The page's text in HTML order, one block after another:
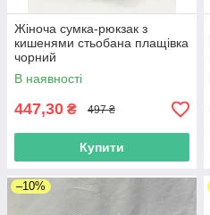
Жіноча сумка-рюкзак з
кишенями стьобана плащівка
чорний
В наявності
447,30 ₴ 497 ₴
Купити
–10%